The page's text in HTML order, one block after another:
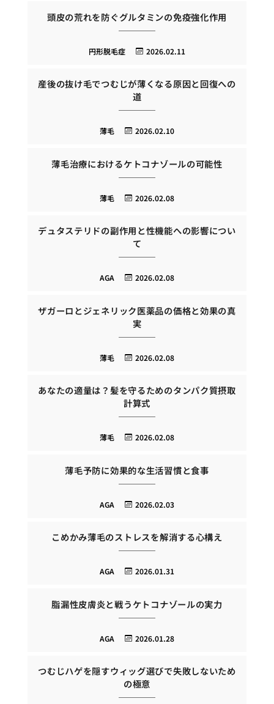
頭皮の荒れを防ぐグルタミンの免疫強化作用
2026.02.11
円形脱毛症
産後の抜け毛でつむじが薄くなる原因と回復への
道
2026.02.10
薄毛
薄毛治療におけるケトコナゾールの可能性
2026.02.08
薄毛
デュタステリドの副作用と性機能への影響につい
て
2026.02.08
AGA
ザガーロとジェネリック医薬品の価格と効果の真
実
2026.02.08
薄毛
あなたの適量は？髪を守るためのタンパク質摂取
計算式
2026.02.08
薄毛
薄毛予防に効果的な生活習慣と食事
2026.02.03
AGA
こめかみ薄毛のストレスを解消する心構え
2026.01.31
AGA
脂漏性皮膚炎と戦うケトコナゾールの実力
2026.01.28
AGA
つむじハゲを隠すウィッグ選びで失敗しないため
の極意